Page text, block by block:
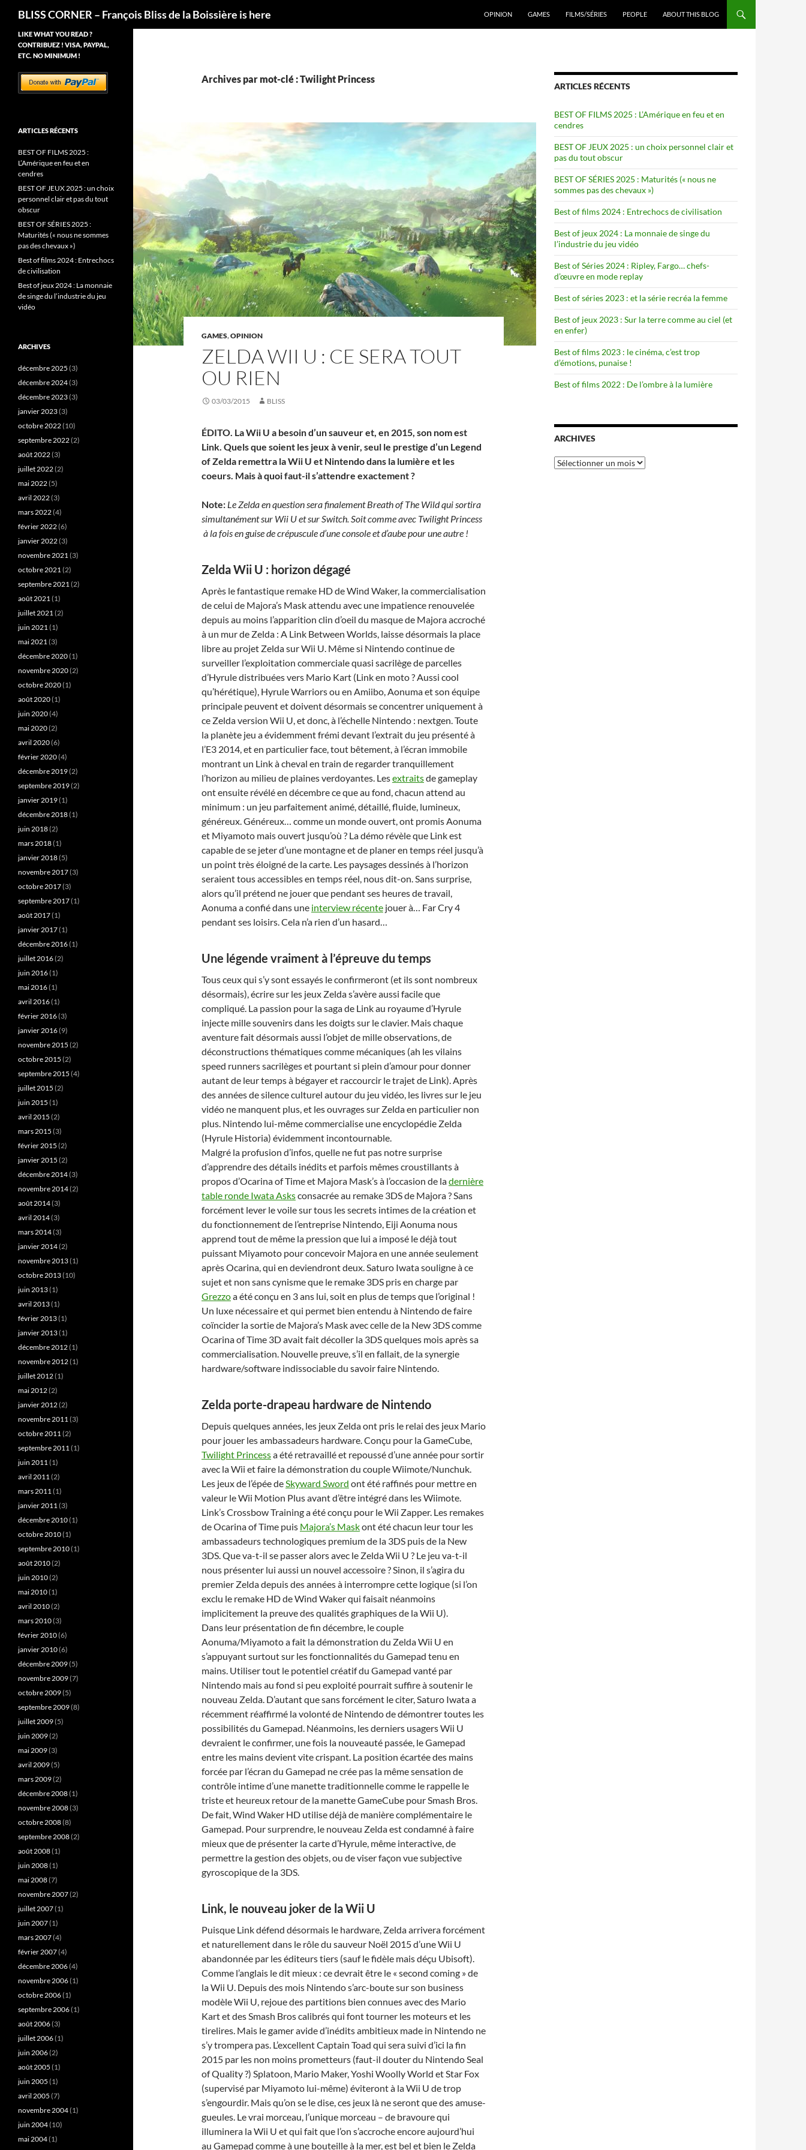
BLISS CORNER – François Bliss de la Boissière is here
OPINION
GAMES FILMS/SÉRIES PEOPLE ABOUT THIS BLOG
Archives par mot-clé : Twilight Princess
GAMES,OPINION
ZELDA WII U : CE SERA TOUT
OU RIEN
03/03/2015 BLISS
ÉDITO. La Wii U a besoin d’un sauveur et, en 2015, son nom est
Link. Quels que soient les jeux à venir, seul le prestige d’un Legend
of Zelda remettra la Wii U et Nintendo dans la lumière et les
coeurs. Mais à quoi faut-il s’attendre exactement ?
Note: Le Zelda en question sera finalement Breath of The Wild qui sortira
simultanément sur Wii U et sur Switch. Soit comme avec Twilight Princess
à la fois en guise de crépuscule d’une console et d’aube pour une autre !
Zelda Wii U : horizon dégagé
Après le fantastique remake HD de Wind Waker, la commercialisation
de celui de Majora’s Mask attendu avec une impatience renouvelée
depuis au moins l’apparition clin d’oeil du masque de Majora accroché
à un mur de Zelda : A Link Between Worlds, laisse désormais la place
libre au projet Zelda sur Wii U. Même si Nintendo continue de
surveiller l’exploitation commerciale quasi sacrilège de parcelles
d’Hyrule distribuées vers Mario Kart (Link en moto ? Aussi cool
qu’hérétique), Hyrule Warriors ou en Amiibo, Aonuma et son équipe
principale peuvent et doivent désormais se concentrer uniquement à
ce Zelda version Wii U, et donc, à l’échelle Nintendo : nextgen. Toute
la planète jeu a évidemment frémi devant l’extrait du jeu présenté à
l’E3 2014, et en particulier face, tout bêtement, à l’écran immobile
montrant un Link à cheval en train de regarder tranquillement
l’horizon au milieu de plaines verdoyantes. Lesextraitsde gameplay
ont ensuite révélé en décembre ce que au fond, chacun attend au
minimum : un jeu parfaitement animé, détaillé, fluide, lumineux,
généreux. Généreux… comme un monde ouvert, ont promis Aonuma
et Miyamoto mais ouvert jusqu’où ? La démo révèle que Link est
capable de se jeter d’une montagne et de planer en temps réel jusqu’à
un point très éloigné de la carte. Les paysages dessinés à l’horizon
seraient tous accessibles en temps réel, nous dit-on. Sans surprise,
alors qu’il prétend ne jouer que pendant ses heures de travail,
Aonuma a confié dans une interview récente jouer à… Far Cry 4
pendant ses loisirs. Cela n’a rien d’un hasard…
Une légende vraiment à l’épreuve du temps
Tous ceux qui s’y sont essayés le confirmeront (et ils sont nombreux
désormais), écrire sur les jeux Zelda s’avère aussi facile que
compliqué. La passion pour la saga de Link au royaume d’Hyrule
injecte mille souvenirs dans les doigts sur le clavier. Mais chaque
aventure fait désormais aussi l’objet de mille observations, de
déconstructions thématiques comme mécaniques (ah les vilains
speed runners sacrilèges et pourtant si plein d’amour pour donner
autant de leur temps à bégayer et raccourcir le trajet de Link). Après
des années de silence culturel autour du jeu vidéo, les livres sur le jeu
vidéo ne manquent plus, et les ouvrages sur Zelda en particulier non
plus. Nintendo lui-même commercialise une encyclopédie Zelda
(Hyrule Historia) évidemment incontournable.
Malgré la profusion d’infos, quelle ne fut pas notre surprise
d’apprendre des détails inédits et parfois mêmes croustillants à
propos d’Ocarina of Time et Majora Mask’s à l’occasion de ladernière
table ronde Iwata Asksconsacrée au remake 3DS de Majora ? Sans
forcément lever le voile sur tous les secrets intimes de la création et
du fonctionnement de l’entreprise Nintendo, Eiji Aonuma nous
apprend tout de même la pression que lui a imposé le déjà tout
puissant Miyamoto pour concevoir Majora en une année seulement
après Ocarina, qui en deviendront deux. Saturo Iwata souligne à ce
sujet et non sans cynisme que le remake 3DS pris en charge par
Grezzoa été conçu en 3 ans lui, soit en plus de temps que l’original !
Un luxe nécessaire et qui permet bien entendu à Nintendo de faire
coïncider la sortie de Majora’s Mask avec celle de la New 3DS comme
Ocarina of Time 3D avait fait décoller la 3DS quelques mois après sa
commercialisation. Nouvelle preuve, s’il en fallait, de la synergie
hardware/software indissociable du savoir faire Nintendo.
Zelda porte-drapeau hardware de Nintendo
Depuis quelques années, les jeux Zelda ont pris le relai des jeux Mario
pour jouer les ambassadeurs hardware. Conçu pour la GameCube,
Twilight Princessa été retravaillé et repoussé d’une année pour sortir
avec la Wii et faire la démonstration du couple Wiimote/Nunchuk.
Les jeux de l’épée deSkyward Sword ont été raffinés pour mettre en
valeur le Wii Motion Plus avant d’être intégré dans les Wiimote.
Link’s Crossbow Training a été conçu pour le Wii Zapper. Les remakes
de Ocarina of Time puis Majora’s Maskont été chacun leur tour les
ambassadeurs technologiques premium de la 3DS puis de la New
3DS. Que va-t-il se passer alors avec le Zelda Wii U ? Le jeu va-t-il
nous présenter lui aussi un nouvel accessoire ? Sinon, il s’agira du
premier Zelda depuis des années à interrompre cette logique (si l’on
exclu le remake HD de Wind Waker qui faisait néanmoins
implicitement la preuve des qualités graphiques de la Wii U).
Dans leur présentation de fin décembre, le couple
Aonuma/Miyamoto a fait la démonstration du Zelda Wii U en
s’appuyant surtout sur les fonctionnalités du Gamepad tenu en
mains. Utiliser tout le potentiel créatif du Gamepad vanté par
Nintendo mais au fond si peu exploité pourrait suffire à soutenir le
nouveau Zelda. D’autant que sans forcément le citer, Saturo Iwata a
récemment réaffirmé la volonté de Nintendo de démontrer toutes les
possibilités du Gamepad. Néanmoins, les derniers usagers Wii U
devraient le confirmer, une fois la nouveauté passée, le Gamepad
entre les mains devient vite crispant. La position écartée des mains
forcée par l’écran du Gamepad ne crée pas la même sensation de
contrôle intime d’une manette traditionnelle comme le rappelle le
triste et heureux retour de la manette GameCube pour Smash Bros.
De fait, Wind Waker HD utilise déjà de manière complémentaire le
Gamepad. Pour surprendre, le nouveau Zelda est condamné à faire
mieux que de présenter la carte d’Hyrule, même interactive, de
permettre la gestion des objets, ou de viser façon vue subjective
gyroscopique de la 3DS.
Link, le nouveau joker de la Wii U
Puisque Link défend désormais le hardware, Zelda arrivera forcément
et naturellement dans le rôle du sauveur Noël 2015 d’une Wii U
abandonnée par les éditeurs tiers (sauf le fidèle mais déçu Ubisoft).
Comme l’anglais le dit mieux : ce devrait être le « second coming » de
la Wii U. Depuis des mois Nintendo s’arc-boute sur son business
modèle Wii U, rejoue des partitions bien connues avec des Mario
Kart et des Smash Bros calibrés qui font tourner les moteurs et les
tirelires. Mais le gamer avide d’inédits ambitieux made in Nintendo ne
s’y trompera pas. L’excellent Captain Toad qui sera suivi d’ici la fin
2015 par les non moins prometteurs (faut-il douter du Nintendo Seal
of Quality ?) Splatoon, Mario Maker, Yoshi Woolly World et Star Fox
(supervisé par Miyamoto lui-même) éviteront à la Wii U de trop
s’engourdir. Mais qu’on se le dise, ces jeux là ne seront que des amuse-
gueules. Le vrai morceau, l’unique morceau – de bravoure qui
illuminera la Wii U et qui fait que l’on s’accroche encore aujourd’hui
au Gamepad comme à une bouteille à la mer, est bel et bien le Zelda
ARTICLES RÉCENTS
BEST OF FILMS 2025 : L’Amérique en feu et en
cendres
BEST OF JEUX 2025 : un choix personnel clair et
pas du tout obscur
BEST OF SÉRIES 2025 : Maturités (« nous ne
sommes pas des chevaux »)
Best of films 2024 : Entrechocs de civilisation
Best of jeux 2024 : La monnaie de singe du
l’industrie du jeu vidéo
Best of Séries 2024 : Ripley, Fargo… chefs-
d’œuvre en mode replay
Best of séries 2023 : et la série recréa la femme
Best of jeux 2023 : Sur la terre comme au ciel (et
en enfer)
Best of films 2023 : le cinéma, c’est trop
d’émotions, punaise !
Best of films 2022 : De l’ombre à la lumière
ARCHIVES
Archives
LIKE WHAT YOU READ ?
CONTRIBUEZ ! VISA, PAYPAL,
ETC. NO MINIMUM !
ARTICLES RÉCENTS
BEST OF FILMS 2025 :
L’Amérique en feu et en
cendres
BEST OF JEUX 2025 : un choix
personnel clair et pas du tout
obscur
BEST OF SÉRIES 2025 :
Maturités (« nous ne sommes
pas des chevaux »)
Best of films 2024 : Entrechocs
de civilisation
Best of jeux 2024 : La monnaie
de singe du l’industrie du jeu
vidéo
ARCHIVES
décembre 2025 (3)
décembre 2024(3)
décembre 2023(3)
janvier 2023(3)
octobre 2022(10)
septembre 2022(2)
août 2022(3)
juillet 2022(2)
mai 2022(5)
avril 2022(3)
mars 2022(4)
février 2022(6)
janvier 2022(3)
novembre 2021(3)
octobre 2021(2)
septembre 2021(2)
août 2021(1)
juillet 2021(2)
juin 2021(1)
mai 2021(3)
décembre 2020(1)
novembre 2020(2)
octobre 2020(1)
août 2020(1)
juin 2020(4)
mai 2020(2)
avril 2020(6)
février 2020(4)
décembre 2019(2)
septembre 2019(2)
janvier 2019(1)
décembre 2018(1)
juin 2018(2)
mars 2018(1)
janvier 2018(5)
novembre 2017(3)
octobre 2017(3)
septembre 2017(1)
août 2017(1)
janvier 2017(1)
décembre 2016(1)
juillet 2016(2)
juin 2016(1)
mai 2016(1)
avril 2016(1)
février 2016(3)
janvier 2016(9)
novembre 2015 (2)
octobre 2015 (2)
septembre 2015 (4)
juillet 2015 (2)
juin 2015 (1)
avril 2015 (2)
mars 2015 (3)
février 2015 (2)
janvier 2015 (2)
décembre 2014(3)
novembre 2014(2)
août 2014(3)
avril 2014(3)
mars 2014(3)
janvier 2014(2)
novembre 2013(1)
octobre 2013(10)
juin 2013(1)
avril 2013(1)
février 2013(1)
janvier 2013(1)
décembre 2012(1)
novembre 2012(1)
juillet 2012(1)
mai 2012(2)
janvier 2012(2)
novembre 2011(3)
octobre 2011(2)
septembre 2011(1)
juin 2011(1)
avril 2011(2)
mars 2011(1)
janvier 2011(3)
décembre 2010(1)
octobre 2010(1)
septembre 2010(1)
août 2010(2)
juin 2010(2)
mai 2010(1)
avril 2010(2)
mars 2010(3)
février 2010(6)
janvier 2010(6)
décembre 2009(5)
novembre 2009(7)
octobre 2009(5)
septembre 2009(8)
juillet 2009(5)
juin 2009(2)
mai 2009(3)
avril 2009(5)
mars 2009(2)
décembre 2008(1)
novembre 2008(3)
octobre 2008(8)
septembre 2008(2)
août 2008(1)
juin 2008(1)
mai 2008(7)
novembre 2007(2)
juillet 2007(1)
juin 2007(1)
mars 2007(4)
février 2007(4)
décembre 2006(4)
novembre 2006(1)
octobre 2006(1)
septembre 2006(1)
août 2006(3)
juillet 2006(1)
juin 2006(2)
août 2005 (1)
juin 2005 (1)
avril 2005 (7)
novembre 2004(1)
juin 2004(10)
mai 2004(1)